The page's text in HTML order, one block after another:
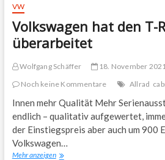
VW
Volkswagen hat den T-
überarbeitet
Wolfgang Schäffer
18. November 2021
Noch keine Kommentare
Allrad
Innen mehr Qualität Mehr
endlich – qualitativ aufgewertet,
der Einstiegspreis aber auch um 900
Volkswagen…
Mehr anzeigenVolkswagen